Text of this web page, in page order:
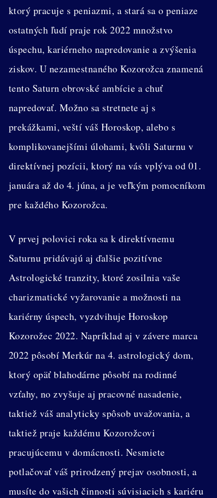
ktorý pracuje s peniazmi, a stará sa o peniaze
ostatných ľudí praje rok 2022 množstvo
úspechu, kariérneho napredovanie a zvýšenia
ziskov. U nezamestnaného Kozorožca znamená
tento Saturn obrovské ambície a chuť
napredovať. Možno sa stretnete aj s
prekážkami, veští váš Horoskop, alebo s
komplikovanejšími úlohami, kvôli Saturnu v
direktívnej pozícii, ktorý na vás vplýva od 01.
januára až do 4. júna, a je veľkým pomocníkom
pre každého Kozorožca.
V prvej polovici roka sa k direktívnemu
Saturnu pridávajú aj ďalšie pozitívne
Astrologické tranzity, ktoré zosilnia vaše
charizmatické vyžarovanie a možnosti na
kariérny úspech, vyzdvihuje Horoskop
Kozorožec 2022. Napríklad aj v závere marca
2022 pôsobí Merkúr na 4. astrologický dom,
ktorý opäť blahodárne pôsobí na rodinné
vzťahy, no zvyšuje aj pracovné nasadenie,
taktiež váš analyticky spôsob uvažovania, a
taktiež praje každému Kozorožcovi
pracujúcemu v domácnosti. Nesmiete
potlačovať váš prirodzený prejav osobnosti, a
musíte do vašich činnosti súvisiacich s kariéru